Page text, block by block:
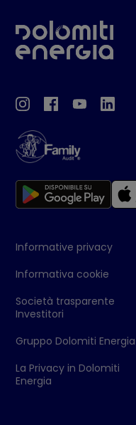
Informative privacy
Informativa cookie
Società trasparente
Investitori
Gruppo Dolomiti Energia
La Privacy in Dolomiti
Energia